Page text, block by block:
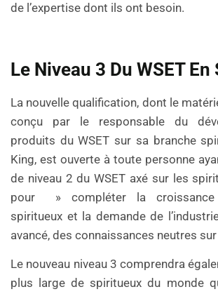
de l’expertise dont ils ont besoin.
Le Niveau 3 Du WSET
La nouvelle qualification, dont le
conçu par le responsable du
produits du WSET sur sa branche
King, est ouverte à toute personne
de niveau 2 du WSET axé sur les
pour » compléter la croissance
spiritueux et la demande de
avancé, des connaissances neutres
Le nouveau niveau 3 comprendra
plus large de spiritueux du monde